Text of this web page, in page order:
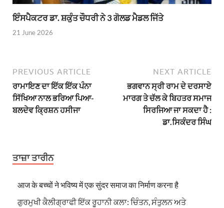
ਇੰਸਪੈਕਟਰ ਡਾ. ਸ਼ਕੁੰਤ ਚੌਧਰੀ ਨੇ 3 ਗੋਲਡ ਮੈਡਲ ਜਿੱਤੇ
21 June 2026
PREVIOUS ARTICLE
ਰਾਮਾਇਣ ਦਾ ਇੱਕ ਇੱਕ ਪੰਨਾ
ਸਿੱਖਿਆ ਨਾਲ ਭਰਿਆ ਪਿਆ-
ਬਲਦੇਵ ਕ੍ਰਿਸ਼ਨ ਹਸੀਜਾ
NEXT ARTICLE
ਭਗਵਾਨ ਸ੍ਰੀ ਰਾਮ ਦੇ ਦਰਸਾਏ
ਮਾਰਗ ਤੇ ਚੱਲ ਕੇ ਬਿਹਤਰ ਸਮਾਜ
ਸਿਰਜਿਆ ਜਾ ਸਕਦਾ ਹੈ :
ਡਾ.ਸਿਕੰਦਰ ਸਿੰਘ
ਤਾਜ਼ਾ ਤਾਰੀਨ
आज के बच्चों ने भविष्य में एक सुंदर समाज का निर्माण करना है
ਗੁਰਮੁਖੀ ਕੈਲੀਗ੍ਰਾਫੀ ਇੱਕ ਰੂਹਾਨੀ ਕਲਾ: ਚਿੰਤਨ, ਸੰਤੁਲਨ ਅਤੇ